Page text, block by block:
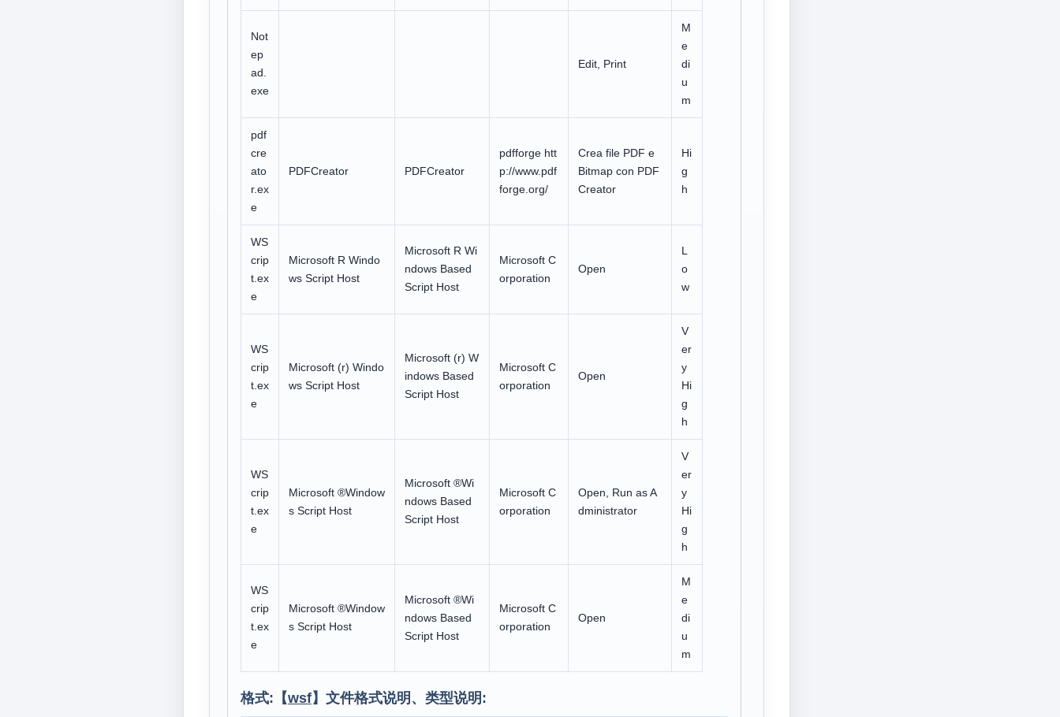
Not
ep
ad.
exe
Edit, Print
M
e
di
u
m
pdf
cre
ato
r.ex
e
PDFCreator PDFCreator
pdfforge htt
p://www.pdf
forge.org/
Crea file PDF e
Bitmap con PDF
Creator
Hi
g
h
WS
crip
t.ex
e
Microsoft R Windo
ws Script Host
Microsoft R Wi
ndows Based
Script Host
Microsoft C
orporation
Open
L
o
w
WS
crip
t.ex
e
Microsoft (r) Windo
ws Script Host
Microsoft (r) W
indows Based
Script Host
Microsoft C
orporation
Open
V
er
y
Hi
g
h
WS
crip
t.ex
e
Microsoft ®Window
s Script Host
Microsoft ®Wi
ndows Based
Script Host
Microsoft C
orporation
Open, Run as A
dministrator
V
er
y
Hi
g
h
WS
crip
t.ex
e
Microsoft ®Window
s Script Host
Microsoft ®Wi
ndows Based
Script Host
Microsoft C
orporation
Open
M
e
di
u
m
格式:【wsf】文件格式说明、类型说明: